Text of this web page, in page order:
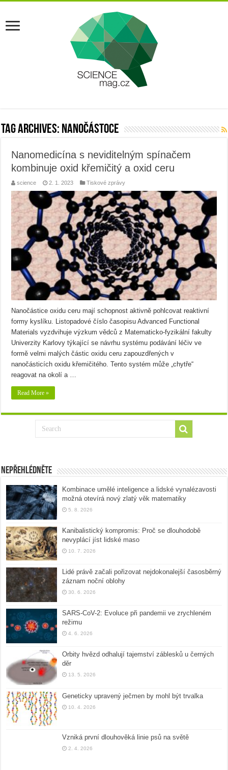
Tag Archives: nanočástoce
Nanomedicína s neviditelným spínačem
kombinuje oxid křemičitý a oxid ceru
science 2. 1. 2023 Tiskové zprávy
Nanočástice oxidu ceru mají schopnost aktivně pohlcovat reaktivní
formy kyslíku. Listopadové číslo časopisu Advanced Functional
Materials vyzdvihuje výzkum vědců z Matematicko-fyzikální fakulty
Univerzity Karlovy týkající se návrhu systému podávání léčiv ve
formě velmi malých částic oxidu ceru zapouzdřených v
nanočásticích oxidu křemičitého. Tento systém může „chytře“
reagovat na okolí a …
Read More »
Nepřehlédněte
Kombinace umělé inteligence a lidské vynalézavosti
možná otevírá nový zlatý věk matematiky
5. 8. 2026
Kanibalistický kompromis: Proč se dlouhodobě
nevyplácí jíst lidské maso
10. 7. 2026
Lidé právě začali pořizovat nejdokonalejší časosběrný
záznam noční oblohy
30. 6. 2026
SARS-CoV-2: Evoluce při pandemii ve zrychleném
režimu
4. 6. 2026
Orbity hvězd odhalují tajemství záblesků u černých
děr
13. 5. 2026
Geneticky upravený ječmen by mohl být trvalka
10. 4. 2026
Vzniká první dlouhověká linie psů na světě
2. 4. 2026